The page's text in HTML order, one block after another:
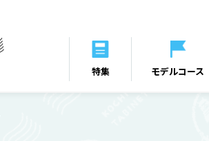
特集 モデルコース